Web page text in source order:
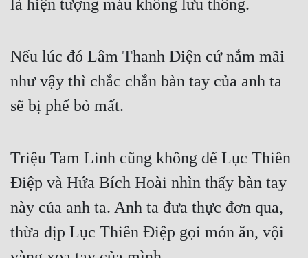
Vô Địch
Võ Hiệp
Võng Du
Xuyên Nhanh
Xuyên Sách
Xuyên Thư
Điền Văn
là hiện tượng máu không lưu thông.
Nếu lúc đó Lâm Thanh Diện cứ nắm mãi
như vậy thì chắc chắn bàn tay của anh ta
sẽ bị phế bỏ mất.
Triệu Tam Linh cũng không để Lục Thiên
Điệp và Hứa Bích Hoài nhìn thấy bàn tay
này của anh ta. Anh ta đưa thực đơn qua,
thừa dịp Lục Thiên Điệp gọi món ăn, vội